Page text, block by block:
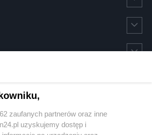
zaufanych partnerów oraz inne
uzyskujemy dostęp i